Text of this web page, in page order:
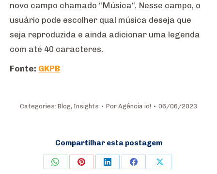
novo campo chamado “Música“. Nesse campo, o
usuário pode escolher qual música deseja que
seja reproduzida e ainda adicionar uma legenda
com até 40 caracteres.
Fonte: GKPB
Categories: Blog, Insights Por Agência io! 06/06/2023
Compartilhar esta postagem
Share Share Share Share Share